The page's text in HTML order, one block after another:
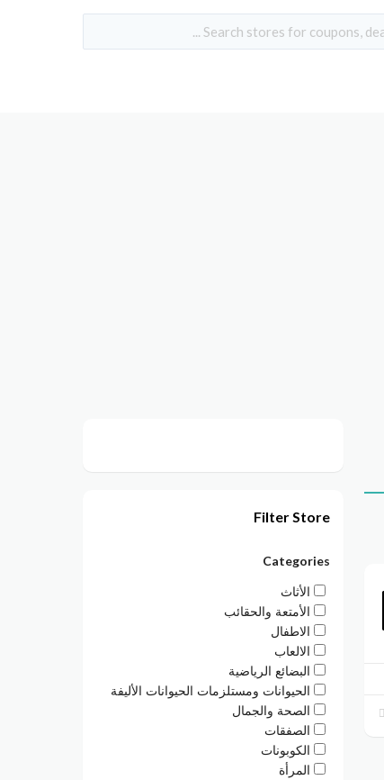
Filter Store
Categories
الأثاث
الأمتعة والحقائب
الاطفال
الالعاب
البضائع الرياضية
الحيوانات ومستلزمات الحيوانات الأليفة
الصحة والجمال
الصفقات
الكوبونات
المرأة